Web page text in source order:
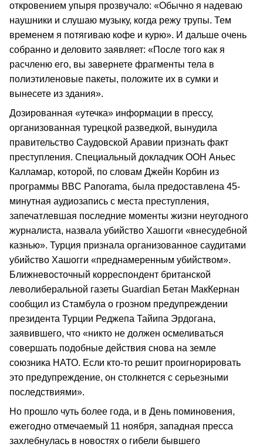
откровением упыря прозвучало: «Обычно я надеваю
наушники и слушаю музыку, когда режу трупы. Тем
временем я потягиваю кофе и курю». И дальше очень
собранно и деловито заявляет: «После того как я
расчленю его, вы завернете фрагменты тела в
полиэтиленовые пакеты, положите их в сумки и
вынесете из здания».
Дозированная «утечка» информации в прессу,
организованная турецкой разведкой, вынудила
правительство Саудовской Аравии признать факт
преступления. Специальный докладчик ООН Аньес
Калламар, которой, по словам Джейн Корбин из
программы BBC Panorama, была предоставлена 45-
минутная аудиозапись с места преступления,
запечатлевшая последние моменты жизни неугодного
журналиста, назвала убийство Хашогги «внесудебной
казнью». Турция признала организованное саудитами
убийство Хашогги «преднамеренным убийством».
Ближневосточный корреспондент британской
леволиберальной газеты Guardian Бетан МакКернан
сообщил из Стамбула о грозном предупреждении
президента Турции Реджепа Тайипа Эрдогана,
заявившего, что «никто не должен осмеливаться
совершать подобные действия снова на земле
союзника НАТО. Если кто-то решит проигнорировать
это предупреждение, он столкнется с серьезными
последствиями».
Но прошло чуть более года, и в День поминовения,
ежегодно отмечаемый 11 ноября, западная пресса
захлебнулась в новостях о гибели бывшего